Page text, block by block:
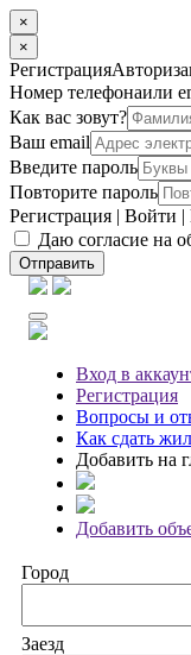
×
×
Регистрация
Номер телефонаили
Как вас зовут?
Ваш email
Введите пароль
Повторите пароль
Регистрация | Войти |
Даю согласие на
Отправить
Вход в
Регистрация
Вопросы и
Как сдать
Добавить на
Добавить
Город
Заезд